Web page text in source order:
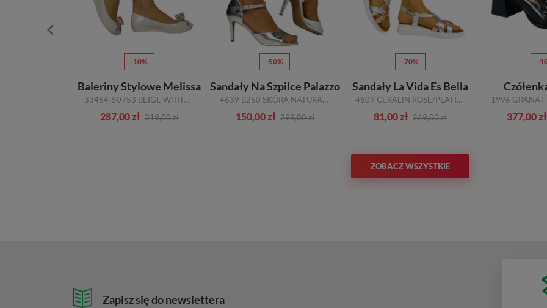
-10%
Baleriny Stylowe Melissa
33464-50753 BEIGE WHITE_TN
287,00 zł 319,00 zł
-50%
Sandały Na Szpilce Palazzo
4639 B250 SKÓRA NATURALNA_TN
150,00 zł 299,00 zł
-70%
Sandały La Vida Es Bella
4609 CERALIN ROSE/PLATINO SKÓRA NATURALNA_TN
81,00 zł 269,00 zł
-
377,00 zł
ZOBACZ WSZYSTKIE
Zapisz się do newslettera